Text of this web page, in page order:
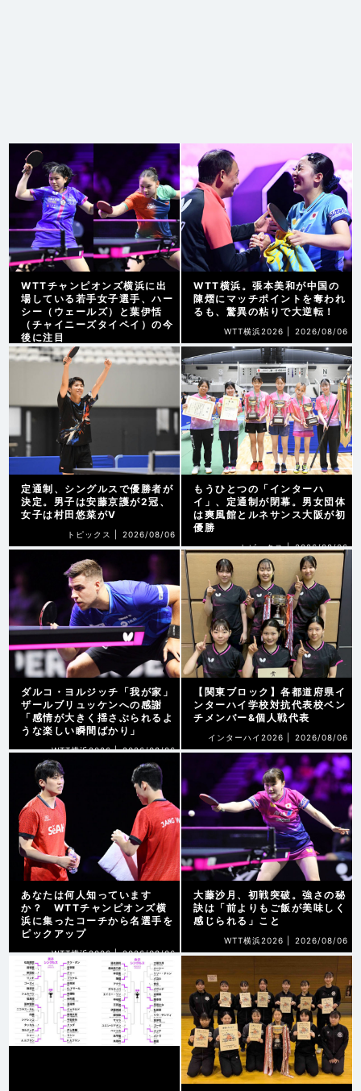
WTTチャンピオンズ横浜に出
場している若手女子選手、ハー
シー（ウェールズ）と葉伊恬
（チャイニーズタイペイ）の今
後に注目
WTT横浜2026 | 2026/08/07
WTT横浜。張本美和が中国の
陳熠にマッチポイントを奪われ
るも、驚異の粘りで大逆転！
WTT横浜2026 | 2026/08/06
定通制、シングルスで優勝者が
決定。男子は安藤京護が2冠、
女子は村田悠菜がV
トピックス | 2026/08/06
もうひとつの「インターハ
イ」、定通制が閉幕。男女団体
は爽風館とルネサンス大阪が初
優勝
トピックス | 2026/08/06
ダルコ・ヨルジッチ「我が家」
ザールブリュッケンへの感謝
「感情が大きく揺さぶられるよ
うな楽しい瞬間ばかり」
WTT横浜2026 | 2026/08/06
【関東ブロック】各都道府県イ
ンターハイ学校対抗代表校ベン
チメンバー&個人戦代表
インターハイ2026 | 2026/08/06
あなたは何人知っています
か？ WTTチャンピオンズ横
浜に集ったコーチから名選手を
ピックアップ
WTT横浜2026 | 2026/08/06
大藤沙月、初戦突破。強さの秘
訣は「前よりもご飯が美味しく
感じられる」こと
WTT横浜2026 | 2026/08/06